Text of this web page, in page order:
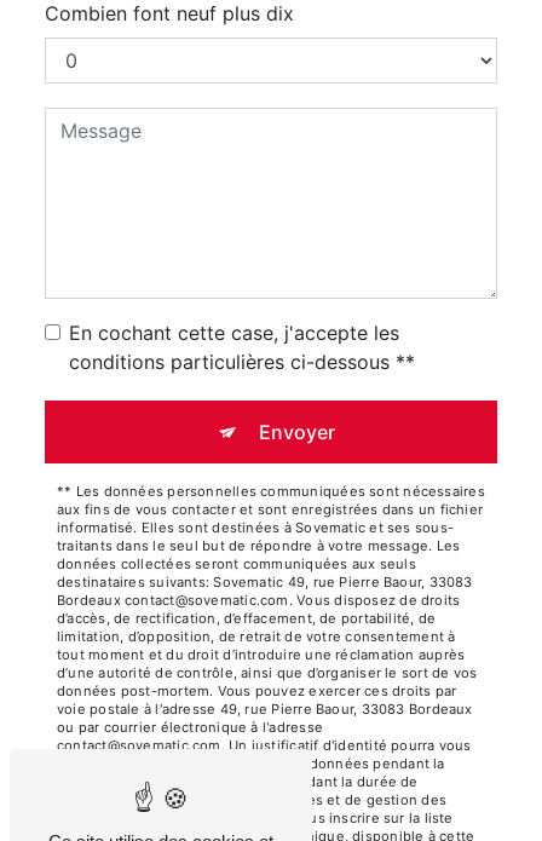
Combien font neuf plus dix
En cochant cette case, j'accepte les
conditions particulières ci-dessous **
Envoyer
** Les données personnelles communiquées sont nécessaires
aux fins de vous contacter et sont enregistrées dans un fichier
informatisé. Elles sont destinées à Sovematic et ses sous-
traitants dans le seul but de répondre à votre message. Les
données collectées seront communiquées aux seuls
destinataires suivants: Sovematic 49, rue Pierre Baour, 33083
Bordeaux contact@sovematic.com. Vous disposez de droits
d’accès, de rectification, d’effacement, de portabilité, de
limitation, d’opposition, de retrait de votre consentement à
tout moment et du droit d’introduire une réclamation auprès
d’une autorité de contrôle, ainsi que d’organiser le sort de vos
données post-mortem. Vous pouvez exercer ces droits par
voie postale à l'adresse 49, rue Pierre Baour, 33083 Bordeaux
ou par courrier électronique à l'adresse
contact@sovematic.com. Un justificatif d'identité pourra vous
être demandé. Nous conservons vos données pendant la
période de prise de contact puis pendant la durée de
prescription légale aux fins probatoires et de gestion des
contentieux. Vous avez le droit de vous inscrire sur la liste
d'opposition au démarchage téléphonique, disponible à cette